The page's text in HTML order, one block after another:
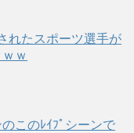
れたスポーツ選手が
ｗ
このﾚｲﾌﾟシーンで